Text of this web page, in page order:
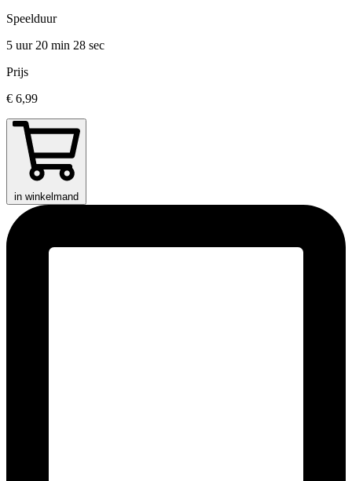
Speelduur
5 uur 20 min 28 sec
Prijs
€ 6,99
in winkelmand